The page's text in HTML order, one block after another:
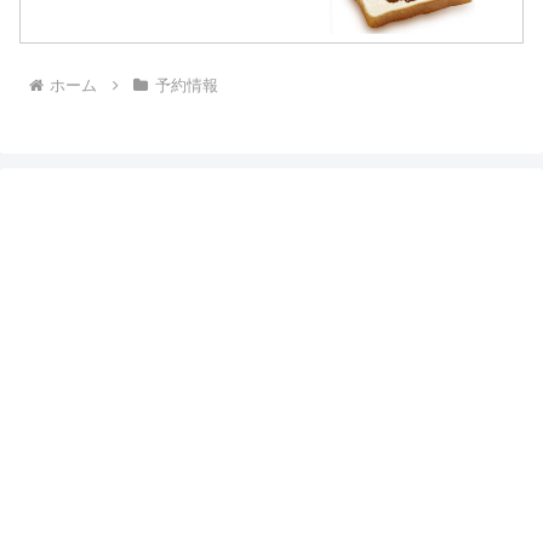
ホーム 予約情報